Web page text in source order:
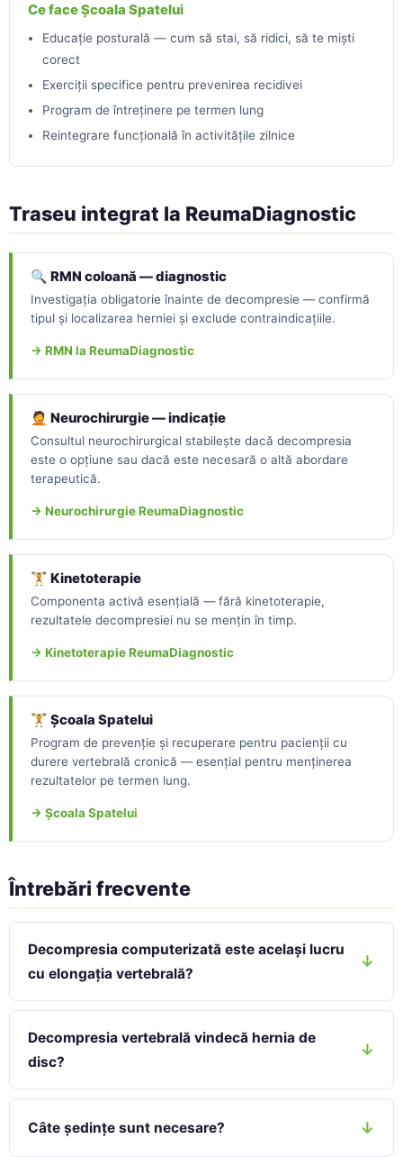
Ce face Școala Spatelui
Educație posturală — cum să stai, să ridici, să te miști
corect
Exerciții specifice pentru prevenirea recidivei
Program de întreținere pe termen lung
Reintegrare funcțională în activitățile zilnice
Traseu integrat la ReumaDiagnostic
🔍 RMN coloană — diagnostic
Investigația obligatorie înainte de decompresie — confirmă
tipul și localizarea herniei și exclude contraindicațiile.
→ RMN la ReumaDiagnostic
🤦 Neurochirurgie — indicație
Consultul neurochirurgical stabilește dacă decompresia
este o opțiune sau dacă este necesară o altă abordare
terapeutică.
→ Neurochirurgie ReumaDiagnostic
🏋 Kinetoterapie
Componenta activă esențială — fără kinetoterapie,
rezultatele decompresiei nu se mențin în timp.
→ Kinetoterapie ReumaDiagnostic
🏋 Școala Spatelui
Program de prevenție și recuperare pentru pacienții cu
durere vertebrală cronică — esențial pentru menținerea
rezultatelor pe termen lung.
→ Școala Spatelui
Întrebări frecvente
Decompresia computerizată este același lucru
cu elongația vertebrală?
Decompresia vertebrală vindecă hernia de
disc?
Câte ședințe sunt necesare?